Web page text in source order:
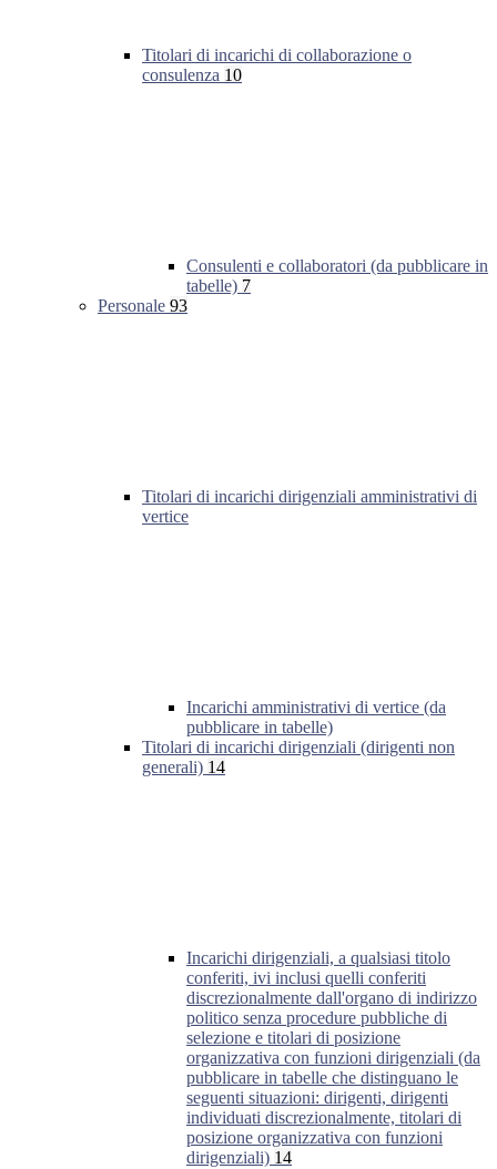
Titolari di incarichi di collaborazione o
consulenza 10
Consulenti e collaboratori (da pubblicare in
tabelle) 7
Personale 93
Titolari di incarichi dirigenziali amministrativi di
vertice
Incarichi amministrativi di vertice (da
pubblicare in tabelle)
Titolari di incarichi dirigenziali (dirigenti non
generali) 14
Incarichi dirigenziali, a qualsiasi titolo
conferiti, ivi inclusi quelli conferiti
discrezionalmente dall'organo di indirizzo
politico senza procedure pubbliche di
selezione e titolari di posizione
organizzativa con funzioni dirigenziali (da
pubblicare in tabelle che distinguano le
seguenti situazioni: dirigenti, dirigenti
individuati discrezionalmente, titolari di
posizione organizzativa con funzioni
dirigenziali) 14